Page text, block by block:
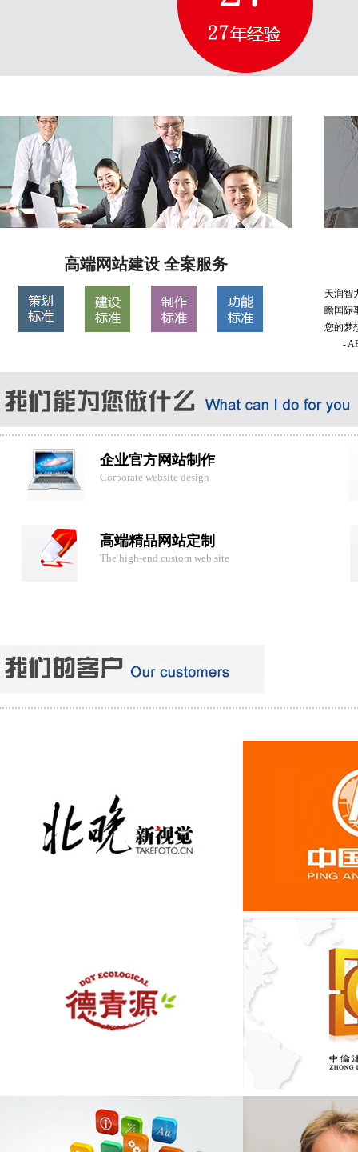
高端网站建设 全案服务
天润智
瞻国际
您的梦
-
企业官方网站制作
Corporate website design
高端精品网站定制
The high-end custom web site